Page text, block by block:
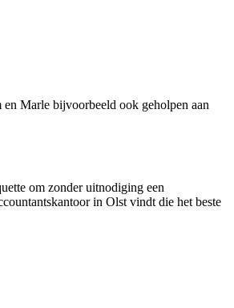
Marle bijvoorbeeld ook geholpen aan
om zonder uitnodiging een
in Olst vindt die het beste